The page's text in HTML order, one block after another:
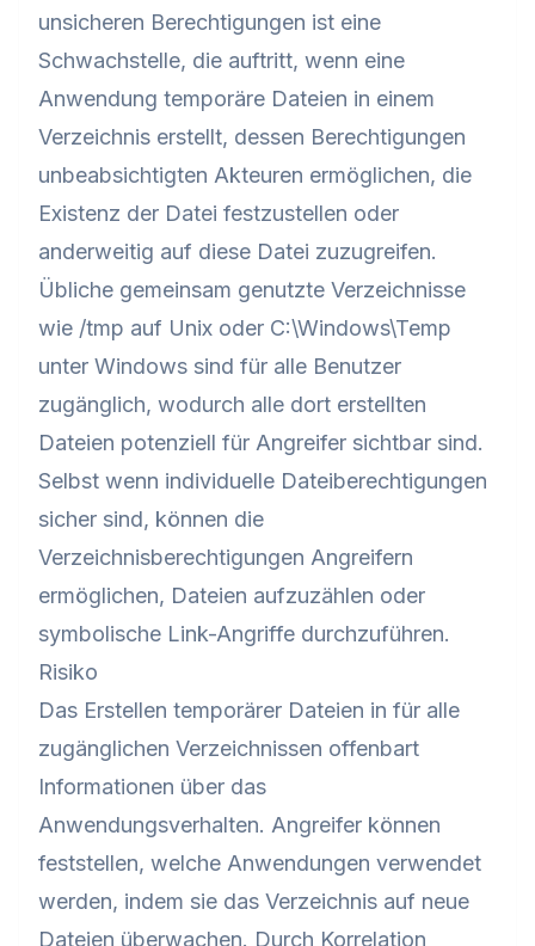
unsicheren Berechtigungen ist eine
Schwachstelle, die auftritt, wenn eine
Anwendung temporäre Dateien in einem
Verzeichnis erstellt, dessen Berechtigungen
unbeabsichtigten Akteuren ermöglichen, die
Existenz der Datei festzustellen oder
anderweitig auf diese Datei zuzugreifen.
Übliche gemeinsam genutzte Verzeichnisse
wie /tmp auf Unix oder C:\Windows\Temp
unter Windows sind für alle Benutzer
zugänglich, wodurch alle dort erstellten
Dateien potenziell für Angreifer sichtbar sind.
Selbst wenn individuelle Dateiberechtigungen
sicher sind, können die
Verzeichnisberechtigungen Angreifern
ermöglichen, Dateien aufzuzählen oder
symbolische Link-Angriffe durchzuführen.
Risiko
Das Erstellen temporärer Dateien in für alle
zugänglichen Verzeichnissen offenbart
Informationen über das
Anwendungsverhalten. Angreifer können
feststellen, welche Anwendungen verwendet
werden, indem sie das Verzeichnis auf neue
Dateien überwachen. Durch Korrelation